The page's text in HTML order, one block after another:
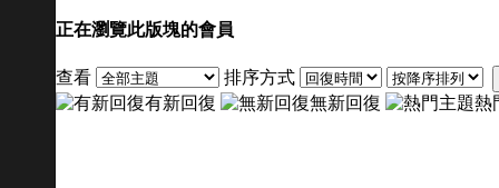
正在瀏覽此版塊的會員
查看
排序方式
有新回復
無新回復 熱